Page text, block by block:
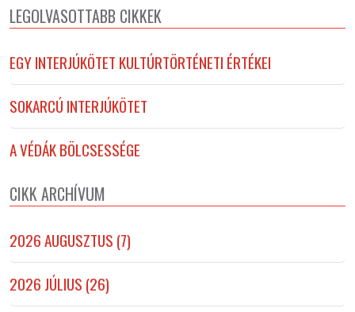
LEGOLVASOTTABB CIKKEK
EGY INTERJÚKÖTET KULTÚRTÖRTÉNETI ÉRTÉKEI
SOKARCÚ INTERJÚKÖTET
A VÉDÁK BÖLCSESSÉGE
CIKK ARCHÍVUM
2026 AUGUSZTUS (7)
2026 JÚLIUS (26)